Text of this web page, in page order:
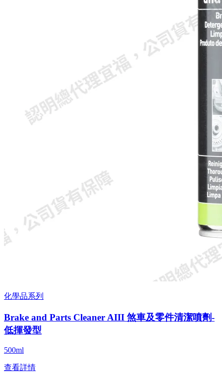
化學品系列
Brake and Parts Cleaner AIII 煞車及零件清潔噴劑-
低揮發型
500ml
查看詳情